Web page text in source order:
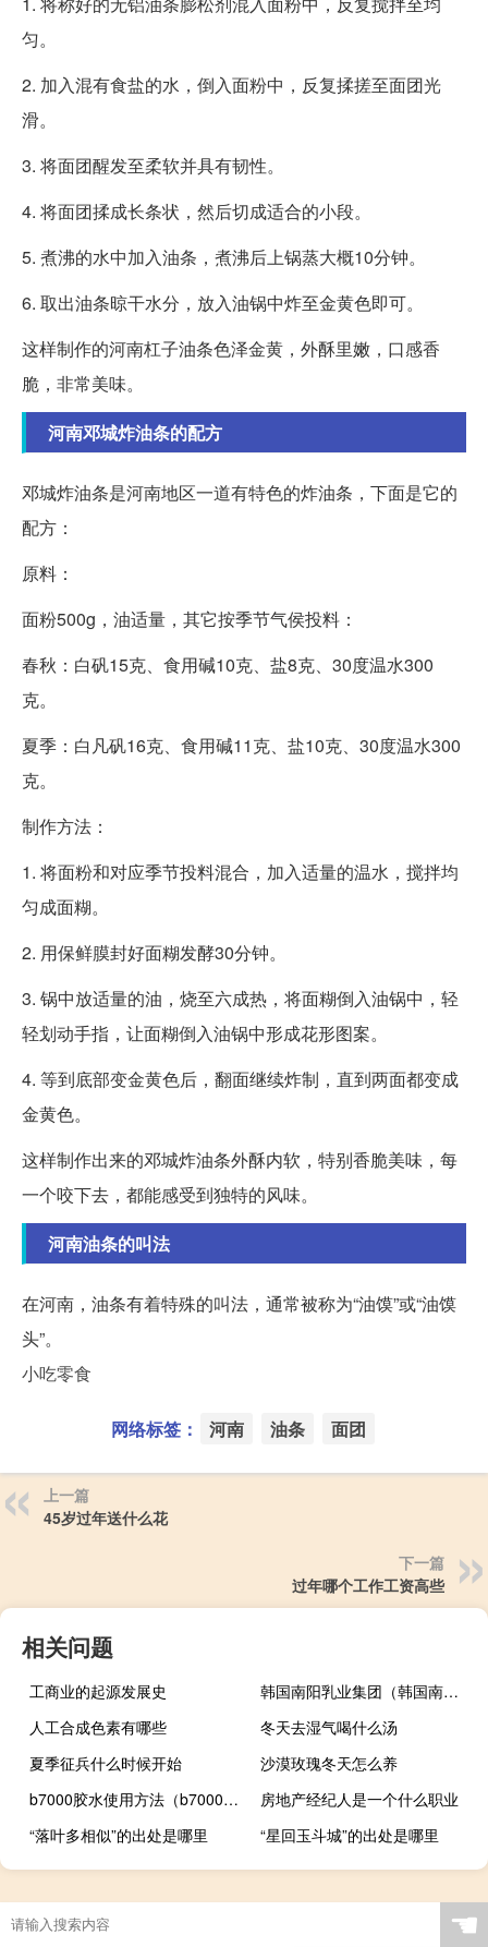
匀。
2. 加入混有食盐的水，倒入面粉中，反复揉搓至面团光
滑。
3. 将面团醒发至柔软并具有韧性。
4. 将面团揉成长条状，然后切成适合的小段。
5. 煮沸的水中加入油条，煮沸后上锅蒸大概10分钟。
6. 取出油条晾干水分，放入油锅中炸至金黄色即可。
这样制作的河南杠子油条色泽金黄，外酥里嫩，口感香
脆，非常美味。
河南邓城炸油条的配方
邓城炸油条是河南地区一道有特色的炸油条，下面是它的
配方：
原料：
面粉500g，油适量，其它按季节气侯投料：
春秋：白矾15克、食用碱10克、盐8克、30度温水300
克。
夏季：白凡矾16克、食用碱11克、盐10克、30度温水300
克。
制作方法：
1. 将面粉和对应季节投料混合，加入适量的温水，搅拌均
匀成面糊。
2. 用保鲜膜封好面糊发酵30分钟。
3. 锅中放适量的油，烧至六成热，将面糊倒入油锅中，轻
轻划动手指，让面糊倒入油锅中形成花形图案。
4. 等到底部变金黄色后，翻面继续炸制，直到两面都变成
金黄色。
这样制作出来的邓城炸油条外酥内软，特别香脆美味，每
一个咬下去，都能感受到独特的风味。
河南油条的叫法
在河南，油条有着特殊的叫法，通常被称为“油馍”或“油馍
头”。
小吃零食
网络标签： 河南 油条 面团
上一篇
45岁过年送什么花
下一篇
过年哪个工作工资高些
相关问题
工商业的起源发展史
韩国南阳乳业集团（韩国南阳乳业）
人工合成色素有哪些
冬天去湿气喝什么汤
夏季征兵什么时候开始
沙漠玫瑰冬天怎么养
b7000胶水使用方法（b7000胶水使用方法）
房地产经纪人是一个什么职业
“落叶多相似”的出处是哪里
“星回玉斗城”的出处是哪里
rz63粗糙度是多少
☚